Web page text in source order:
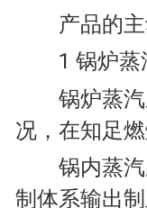
产品的主
1 锅炉蒸
锅炉蒸汽
况，在知足
锅内蒸汽
制体系输出